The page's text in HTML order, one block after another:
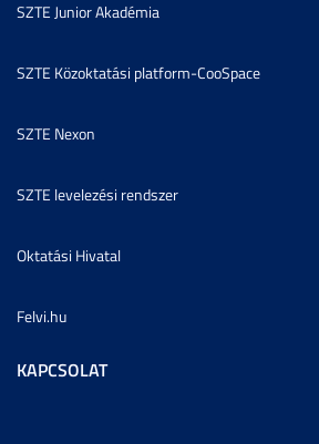
SZTE Junior Akadémia
SZTE Közoktatási platform-CooSpace
SZTE Nexon
SZTE levelezési rendszer
Oktatási Hivatal
Felvi.hu
KAPCSOLAT